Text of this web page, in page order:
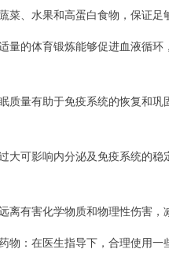
菜、水果和高蛋白食物，保证足
的体育锻炼能够促进血液循环
量有助于免疫系统的恢复和巩
可影响内分泌及免疫系统的稳
有害化学物质和物理性伤害，
：在医生指导下，合理使用一